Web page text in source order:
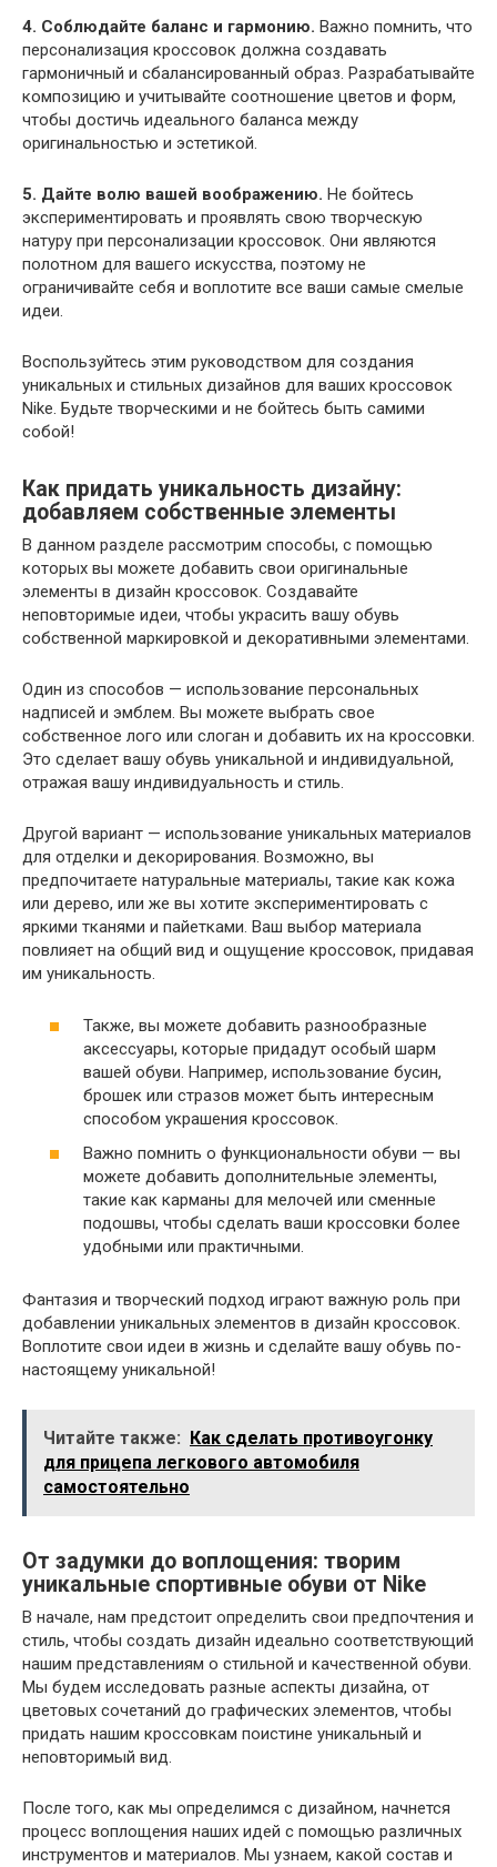
4. Соблюдайте баланс и гармонию. Важно помнить, что
персонализация кроссовок должна создавать
гармоничный и сбалансированный образ. Разрабатывайте
композицию и учитывайте соотношение цветов и форм,
чтобы достичь идеального баланса между
оригинальностью и эстетикой.
5. Дайте волю вашей воображению. Не бойтесь
экспериментировать и проявлять свою творческую
натуру при персонализации кроссовок. Они являются
полотном для вашего искусства, поэтому не
ограничивайте себя и воплотите все ваши самые смелые
идеи.
Воспользуйтесь этим руководством для создания
уникальных и стильных дизайнов для ваших кроссовок
Nike. Будьте творческими и не бойтесь быть самими
собой!
Как придать уникальность дизайну:
добавляем собственные элементы
В данном разделе рассмотрим способы, с помощью
которых вы можете добавить свои оригинальные
элементы в дизайн кроссовок. Создавайте
неповторимые идеи, чтобы украсить вашу обувь
собственной маркировкой и декоративными элементами.
Один из способов — использование персональных
надписей и эмблем. Вы можете выбрать свое
собственное лого или слоган и добавить их на кроссовки.
Это сделает вашу обувь уникальной и индивидуальной,
отражая вашу индивидуальность и стиль.
Другой вариант — использование уникальных материалов
для отделки и декорирования. Возможно, вы
предпочитаете натуральные материалы, такие как кожа
или дерево, или же вы хотите экспериментировать с
яркими тканями и пайетками. Ваш выбор материала
повлияет на общий вид и ощущение кроссовок, придавая
им уникальность.
Также, вы можете добавить разнообразные
аксессуары, которые придадут особый шарм
вашей обуви. Например, использование бусин,
брошек или стразов может быть интересным
способом украшения кроссовок.
Важно помнить о функциональности обуви — вы
можете добавить дополнительные элементы,
такие как карманы для мелочей или сменные
подошвы, чтобы сделать ваши кроссовки более
удобными или практичными.
Фантазия и творческий подход играют важную роль при
добавлении уникальных элементов в дизайн кроссовок.
Воплотите свои идеи в жизнь и сделайте вашу обувь по-
настоящему уникальной!
Читайте также:
Как сделать противоугонку
для прицепа легкового автомобиля
самостоятельно
От задумки до воплощения: творим
уникальные спортивные обуви от Nike
В начале, нам предстоит определить свои предпочтения и
стиль, чтобы создать дизайн идеально соответствующий
нашим представлениям о стильной и качественной обуви.
Мы будем исследовать разные аспекты дизайна, от
цветовых сочетаний до графических элементов, чтобы
придать нашим кроссовкам поистине уникальный и
неповторимый вид.
После того, как мы определимся с дизайном, начнется
процесс воплощения наших идей с помощью различных
инструментов и материалов. Мы узнаем, какой состав и